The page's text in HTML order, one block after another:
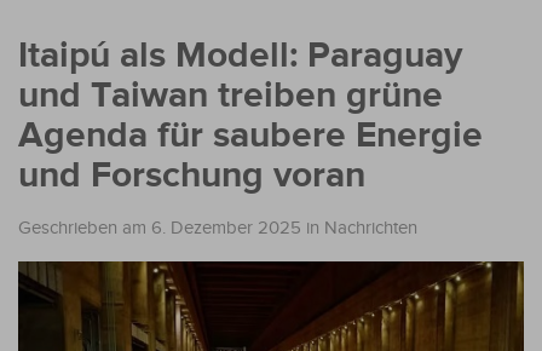
Itaipú als Modell: Paraguay
und Taiwan treiben grüne
Agenda für saubere Energie
und Forschung voran
Geschrieben am 6. Dezember 2025 in Nachrichten